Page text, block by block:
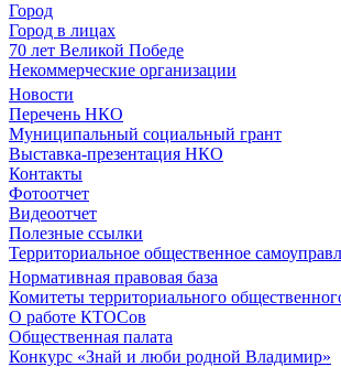
Город
Город в лицах
70 лет Великой Победе
Некоммерческие организации
Новости
Перечень НКО
Муниципальный социальный грант
Выставка-презентация НКО
Контакты
Фотоотчет
Видеоотчет
Полезные ссылки
Территориальное общественное
Нормативная правовая база
Комитеты территориального
О работе КТОСов
Общественная палата
Конкурс «Знай и люби родной Владимир»